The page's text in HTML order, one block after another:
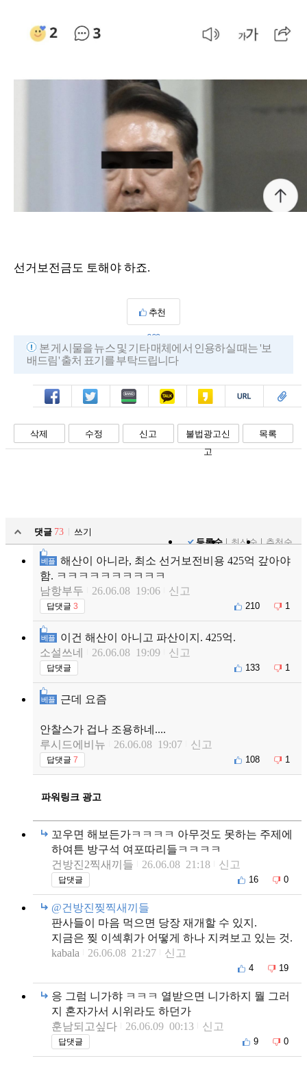
선거보전금도 토해야 하죠.
추천
669
본 게시물을 뉴스 및 기타 매체에서 인용하실 때는 '보
배드림' 출처 표기를 부탁드립니다
페북 트윗 밴드 카톡 카스 복사 스크랩
삭제 수정 신고
불법광고신
고
목록
댓글 73
쓰기
등록순
최신순 추천순
베플
해산이 아니라, 최소 선거보전비용 425억 갚아야
함. ㅋㅋㅋㅋㅋㅋㅋㅋㅋㅋ
남항부두
26.06.08 19:06 신고
답댓글 3 210 1
베플
이건 해산이 아니고 파산이지. 425억.
소설쓰네
26.06.08 19:09 신고
답댓글 133 1
베플 근데 요즘
안찰스가 겁나 조용하네....
루시드에비뉴
26.06.08 19:07 신고
답댓글 7 108 1
파워링크 광고
꼬우면 해보든가ㅋㅋㅋㅋ 아무것도 못하는 주제에
하여튼 방구석 여포따리들ㅋㅋㅋㅋ
건방진2찍새끼들
26.06.08 21:18 신고
답댓글 16 0
@건방진찢찍새끼들
판사들이 마음 먹으면 당장 재개할 수 있지.
지금은 찢 이섹휘가 어떻게 하나 지켜보고 있는 것.
kabala
26.06.08 21:27 신고
4 19
응 그럼 니가햐 ㅋㅋㅋ 열받으면 니가하지 뭘 그러
지 혼자가서 시위라도 하던가
훈남되고싶다
26.06.09 00:13 신고
답댓글 9 0